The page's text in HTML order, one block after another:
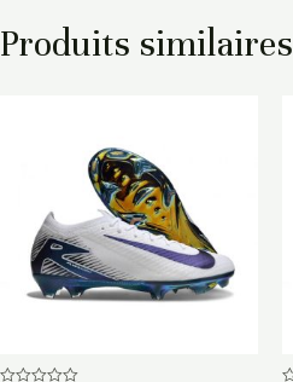
Produits similaires